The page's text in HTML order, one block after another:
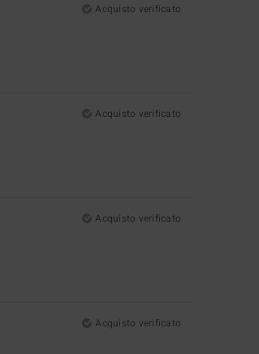
Acquisto verificato
Acquisto verificato
Acquisto verificato
Acquisto verificato